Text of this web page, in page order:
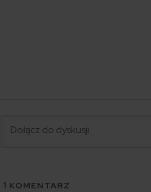
1 KOMENTARZ